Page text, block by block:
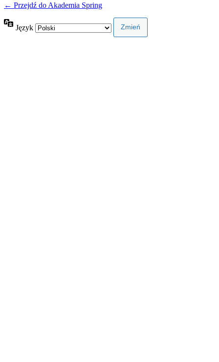
← Przejdź do Akademia Spring
Język